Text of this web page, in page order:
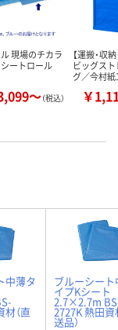
現場のチカラ
ートロール
～（税込）
【運搬・収
ビッグス
グ／今村紙
￥
中薄タ
（直
ブルーシー
イプKシート
2.7×2.7m
2727K 熱田資
送品）